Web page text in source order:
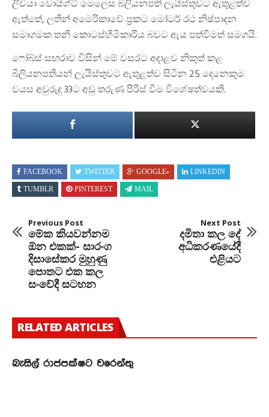
ලිවියා වොයිග්ට් මෙලෙස බිලියනපති ලැයිස්තුවට ඇතුළත්ව
ඇත්තේ, ලතින් අමෙරිකාවේ ප්‍රකට මෝටර් රථ නිෂ්පාදන
සමාගමක තනි කොටස්හිමිකාරිය බවට ඇය පත්වීමත් සමගයි.
ෆෝබ්ස් සඟරාව විසින් මේ වසරට අදාළව නිකුත් කළ
බිලියනපතියන් ලැයිස්තුවට ඇතුළත්ව සිටින 25 දෙනෙකුම
වයස අවුරුදු 33ට අඩු තරුණ පිරිස් වීම විශේෂත්වයකි.
FACEBOOK TWITTER GOOGLE+ LINKEDIN
TUMBLR PINTEREST MAIL
Previous Post
මේක කියවන්නම
ඕන එකක්- සාරංග
දිසාසේකර මුහුණු
පොතට එක කල
සංවේදී සටහන
Next Post
දමිතා කල දේ
අධිකරණයේදී
එළියට
RELATED ARTICLES
බැසිල් රාජපක්ෂට වරෙන්තු